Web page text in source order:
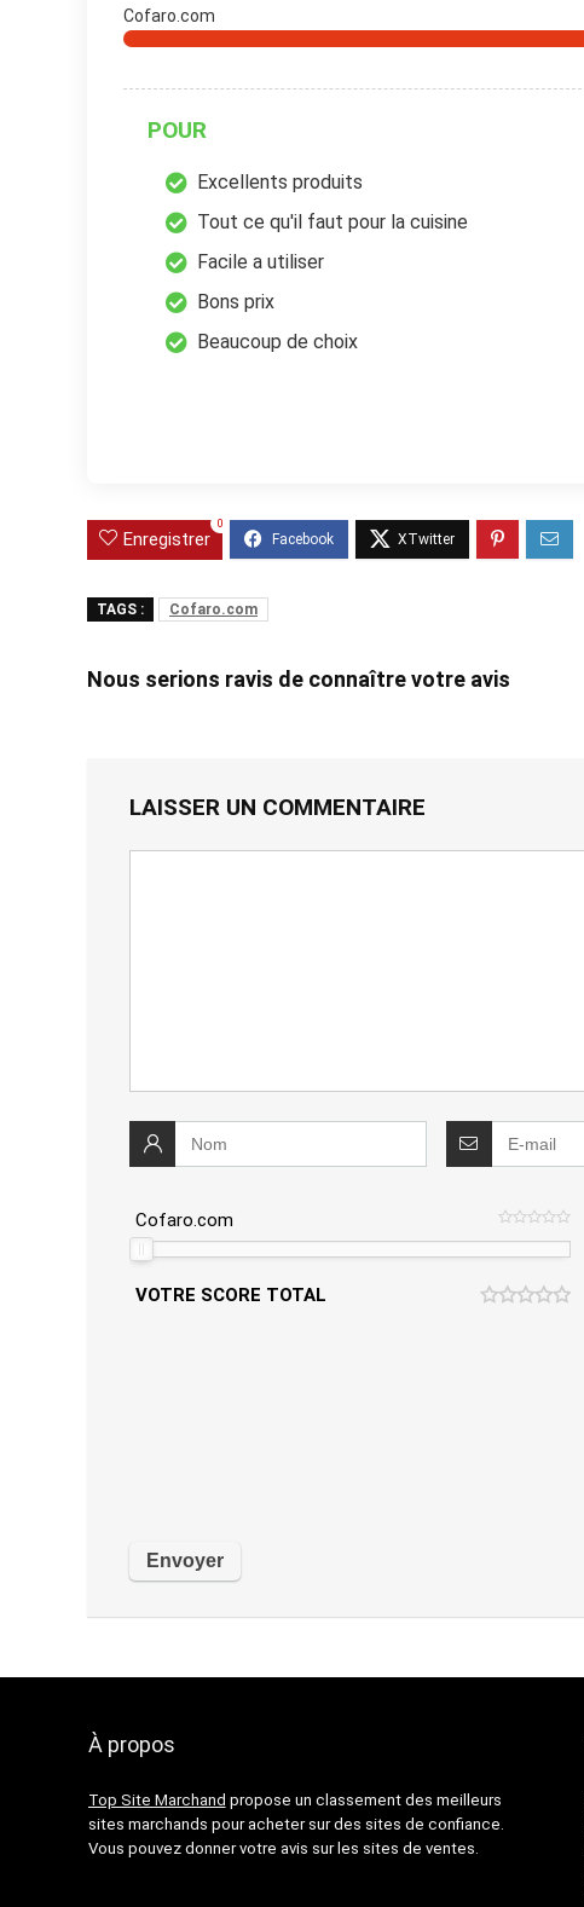
Cofaro.com
POUR
Excellents produits
Tout ce qu'il faut pour la cuisine
Facile a utiliser
Bons prix
Beaucoup de choix
Enregistrer
0
TAGS : Cofaro.com
Nous serions ravis de connaître votre avis
LAISSER UN COMMENTAIRE
Cofaro.com
VOTRE SCORE TOTAL
À propos
Top Site Marchand propose un classement des meilleurs
sites marchands pour acheter sur des sites de confiance.
Vous pouvez donner votre avis sur les sites de ventes.